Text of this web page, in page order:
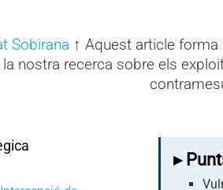
Sobirana ↑ Aquest article
nostra recerca sobre els
▸